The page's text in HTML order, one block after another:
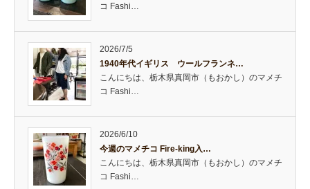
コ Fashi…
2026/7/5
1940年代イギリス ウールフランネ…
こんにちは、栃木県真岡市（もおかし）のマメチ
コ Fashi…
2026/6/10
今週のマメチコ Fire-king入…
こんにちは、栃木県真岡市（もおかし）のマメチ
コ Fashi…